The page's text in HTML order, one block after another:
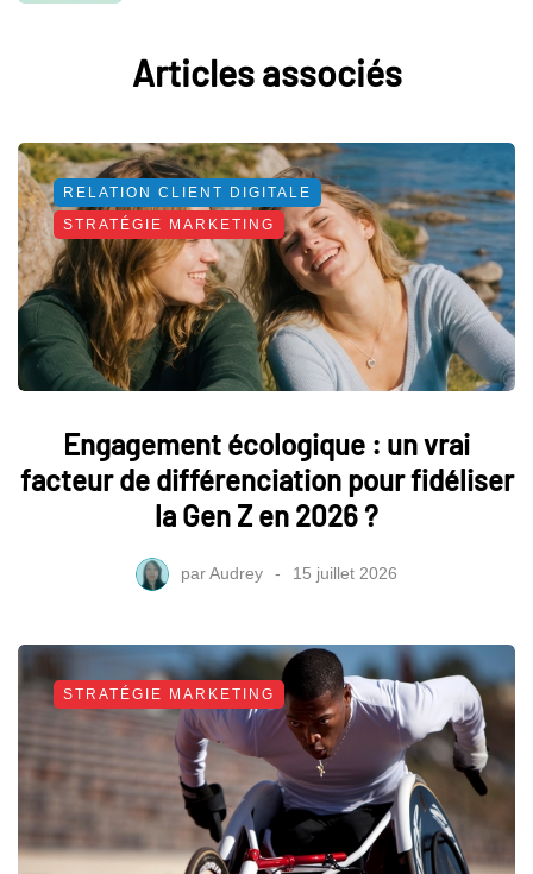
Articles associés
RELATION CLIENT DIGITALE
STRATÉGIE MARKETING
Engagement écologique : un vrai
facteur de différenciation pour fidéliser
la Gen Z en 2026 ?
parAudrey 15 juillet 2026
STRATÉGIE MARKETING